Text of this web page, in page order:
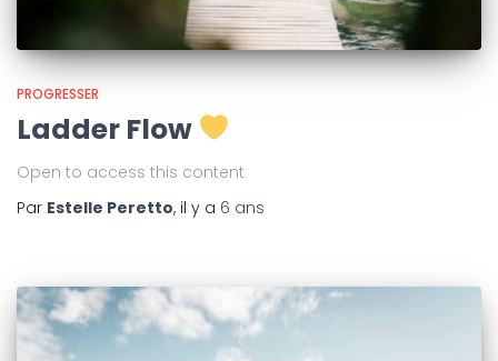
PROGRESSER
Ladder Flow
Open to access this content
Par Estelle Peretto, il y a 6 ans